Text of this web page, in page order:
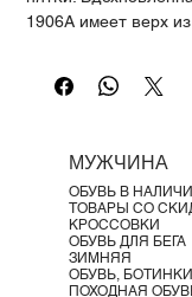
1906A имеет верх
элегантность и
Пятка с
Подошва N-ergy
поглощение
Технология
TPU-каркас пятки
МУЖЧИНА
ОБУВЬ В
ТОВАРЫ СО
КРОССОВКИ
ОБУВЬ ДЛЯ БЕГА
ЗИМНЯЯ
ОБУВЬ, БОТИНКИ
ПОХОДНАЯ